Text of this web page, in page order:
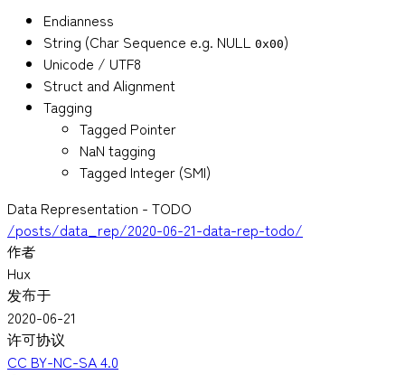
Endianness
String (Char Sequence e.g. NULL 0x00)
Unicode / UTF8
Struct and Alignment
Tagging
Tagged Pointer
NaN tagging
Tagged Integer (SMI)
Data Representation - TODO
/posts/data_rep/2020-06-21-data-rep-todo/
作者
Hux
发布于
2020-06-21
许可协议
CC BY-NC-SA 4.0